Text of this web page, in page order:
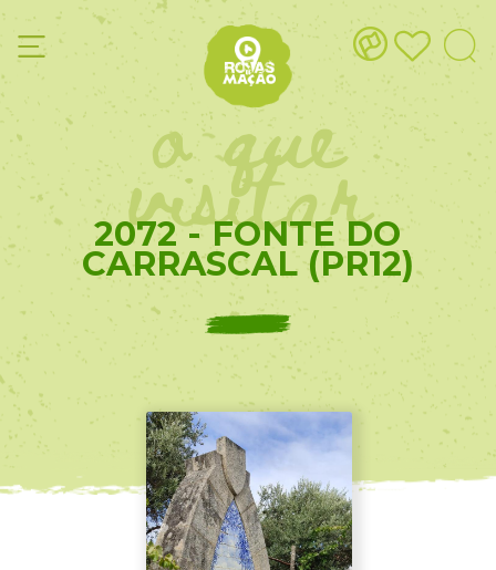
o que
visitar
2072 - FONTE DO
CARRASCAL (PR12)